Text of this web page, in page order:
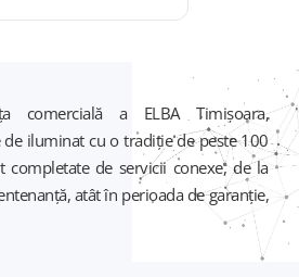
comercială a ELBA Timișoara,
iluminat cu o tradiție de peste 100
completate de servicii conexe, de la
atât în perioada de garanție,